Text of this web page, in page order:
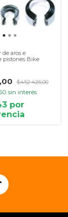
de aros e
pistones Bike
$452.426,00
sin interés